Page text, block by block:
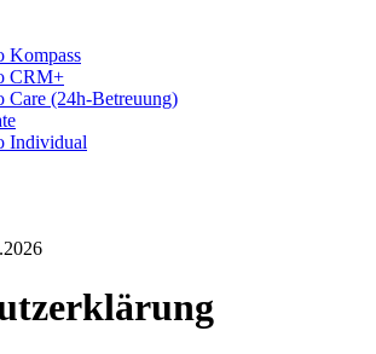
Kompass
CRM+
Care (24h-Betreuung)
Individual